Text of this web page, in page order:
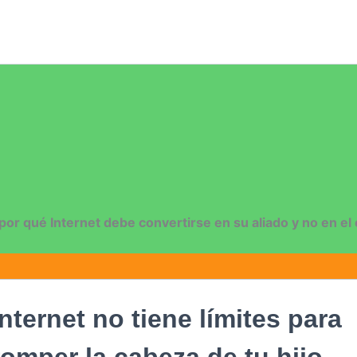
qué Internet debe convertirse en su aliado y no en el
no tiene límites para